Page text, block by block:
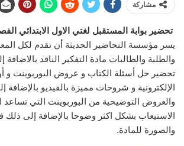
مشاركة
تحضير بوابة المستقبل لغتي الاول الابتدائي
يسر مؤسسة التحاضير الحديثة أن تقدم لكل
والطلبة والطالبات مادة التفكير الناقد
تحضير حل أسئلة الكتاب و عروض البوربوينت و
الإلكترونية و شروحات مميزة بالفيديو بالإضافة
والعروض التوضيحية من البوربوينت التي تساعد
الاستيعاب بشكل اكثر وضوحا بالإضافة إلى ذلك
والصورة للمادة.